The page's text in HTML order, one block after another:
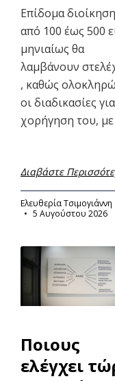
Επίδομα
από 100 έως 500
μηνιαίως θα
λαμβάνουν
, καθώς
οι διαδικασίες
χορήγηση του,
Διαβάστε
Ελευθερία Τσιμογιάννη
5 Αυγούστου 2026
Ποιους
ελέγχει